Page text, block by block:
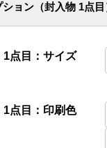
ョン（封入物 1点目
1点目：サイズ
1点目：印刷色